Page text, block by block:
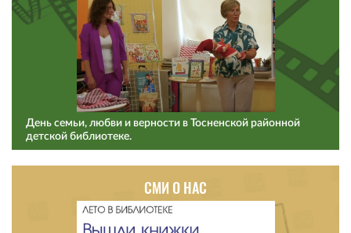
День семьи, любви и верности в Тосненской районной
детской библиотеке.
СМИ О НАС